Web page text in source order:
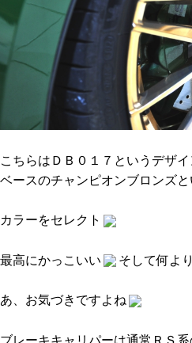
こちらはＤＢ０１７というデザ
ベースのチャンピオンブロンズと
カラーをセレクト
最高にかっこいい そして何よ
あ、お気づきですよね
ブレーキキャリパーは通常ＲＳ